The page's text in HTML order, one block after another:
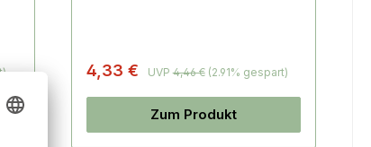
4,33 € UVP4,46 € (2.91% gespart)
Zum Produkt